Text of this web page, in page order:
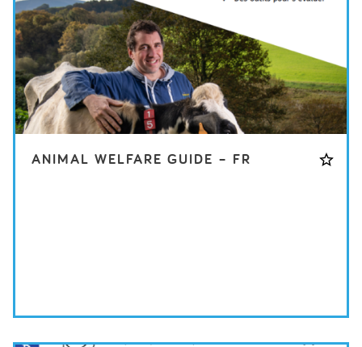
ANIMAL WELFARE GUIDE – FR